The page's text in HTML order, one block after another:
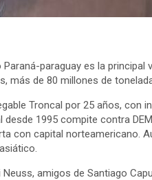
paraguay es la principal
más de 80 millones de
Troncal por 25 años, con
1995 compite contra
con capital norteamericano.
amigos de Santiago